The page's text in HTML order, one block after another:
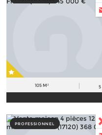
105 M² 5
PROFESSIONNEL